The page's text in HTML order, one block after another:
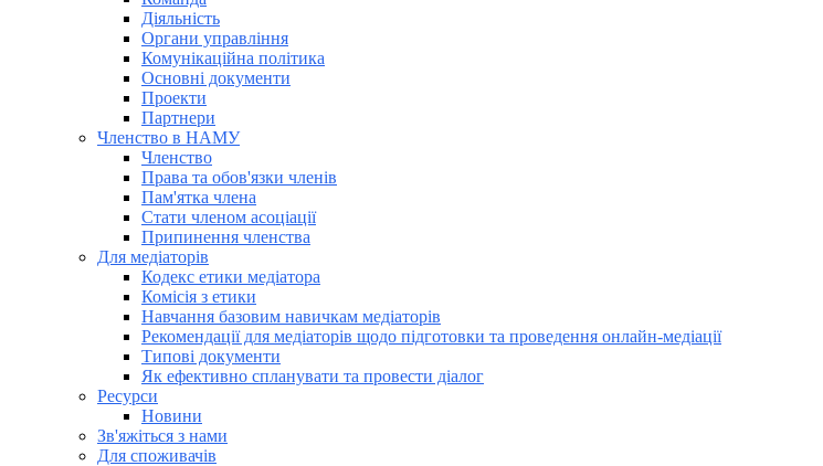
Діяльність
Органи управління
Комунікаційна політика
Основні документи
Проекти
Партнери
Членство в НАМУ
Членство
Права та обов'язки членів
Пам'ятка члена
Стати членом асоціації
Припинення членства
Для медіаторів
Кодекс етики медіатора
Комісія з етики
Навчання базовим навичкам медіаторів
Рекомендації для медіаторів щодо підготовки та проведення онлайн-медіації
Типові документи
Як ефективно спланувати та провести діалог
Ресурси
Новини
Зв'яжіться з нами
Для споживачів